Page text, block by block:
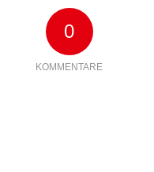
0
KOMMENTARE